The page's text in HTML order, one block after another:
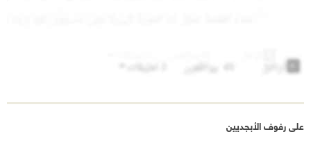
على رفوف الأبجديين